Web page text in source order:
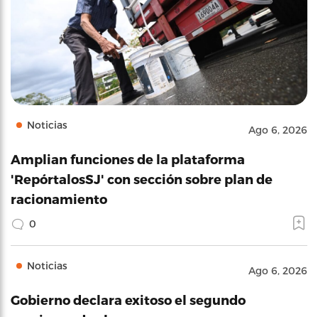
Noticias Ago 6, 2026
Amplian funciones de la plataforma
'RepórtalosSJ' con sección sobre plan de
racionamiento
0
Noticias Ago 6, 2026
Gobierno declara exitoso el segundo